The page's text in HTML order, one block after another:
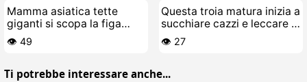
Mamma asiatica tette
giganti si scopa la figa
pelosa
👁️ 49
Questa troia matura inizia a
succhiare cazzi e leccare il
culo in cesso
👁️ 27
Ti potrebbe interessare anche...